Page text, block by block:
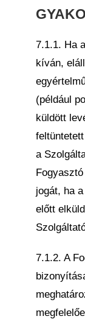
7.1.1. Ha
kíván,
(például
küldött
a
jogát, ha
előtt
7.1.2. A